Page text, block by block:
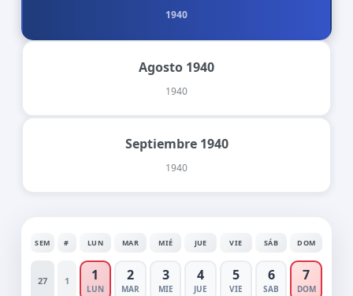
1940
Agosto 1940
1940
Septiembre 1940
1940
SEM # LUN MAR MIÉ JUE VIE SÁB DOM
27 1 1
LUN
2
MAR
3
MIE
4
JUE
5
VIE
6
SAB
7
DOM